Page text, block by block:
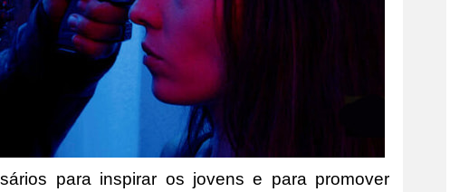
para inspirar os jovens e para promover